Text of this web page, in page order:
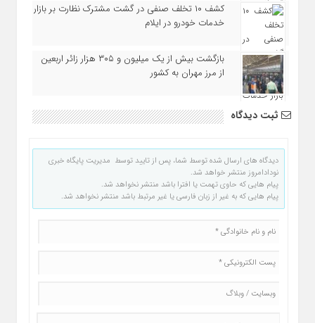
کشف ۱۰ تخلف صنفی در گشت مشترک نظارت بر بازار
خدمات خودرو در ایلام
بازگشت بیش از یک میلیون و ۳۰۵ هزار زائر اربعین
از مرز مهران به کشور
ثبت دیدگاه
دیدگاه های ارسال شده توسط شما، پس از تایید توسط مدیریت پایگاه خبری
نودادامروز منتشر خواهد شد.
پیام هایی که حاوی تهمت یا افترا باشد منتشر نخواهد شد.
پیام هایی که به غیر از زبان فارسی یا غیر مرتبط باشد منتشر نخواهد شد.